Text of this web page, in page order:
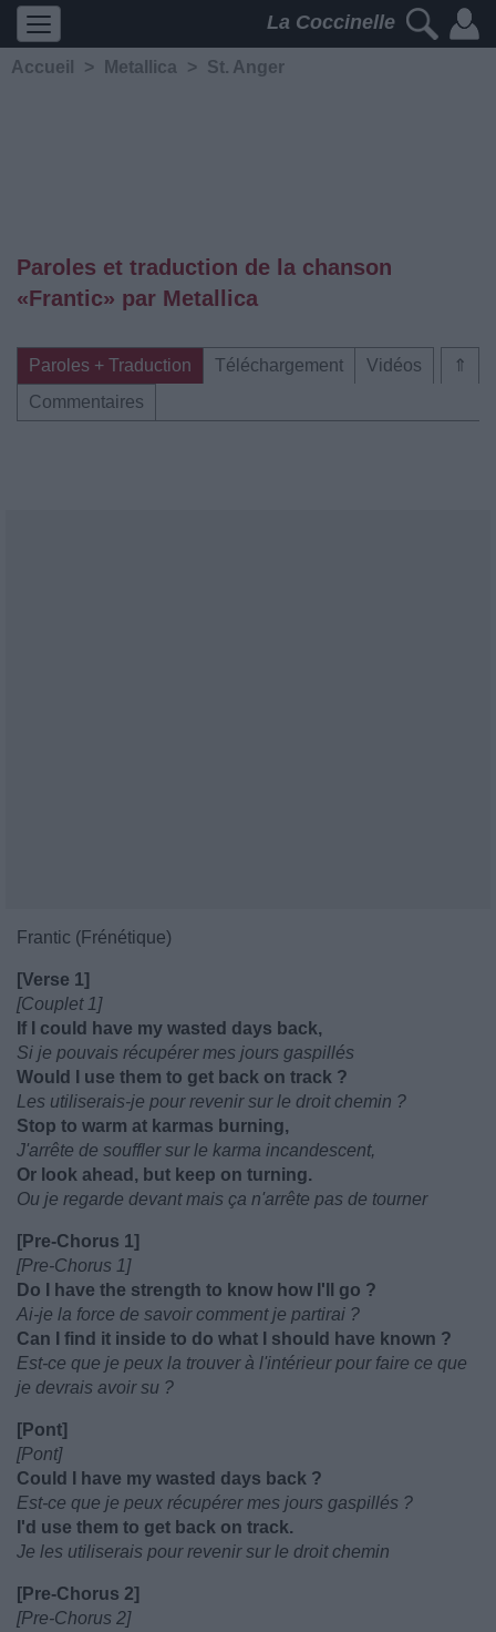
La Coccinelle
Accueil > Metallica > St. Anger
Paroles et traduction de la chanson
«Frantic» par Metallica
⇑
Paroles + Traduction Téléchargement
Vidéos
Commentaires
Frantic (Frénétique)
[Verse 1]
[Couplet 1]
If I could have my wasted days back,
Si je pouvais récupérer mes jours gaspillés
Would I use them to get back on track ?
Les utiliserais-je pour revenir sur le droit chemin ?
Stop to warm at karmas burning,
J'arrête de souffler sur le karma incandescent,
Or look ahead, but keep on turning.
Ou je regarde devant mais ça n'arrête pas de tourner
[Pre-Chorus 1]
[Pre-Chorus 1]
Do I have the strength to know how I'll go ?
Ai-je la force de savoir comment je partirai ?
Can I find it inside to do what I should have known ?
Est-ce que je peux la trouver à l'intérieur pour faire ce que
je devrais avoir su ?
[Pont]
[Pont]
Could I have my wasted days back ?
Est-ce que je peux récupérer mes jours gaspillés ?
I'd use them to get back on track.
Je les utiliserais pour revenir sur le droit chemin
[Pre-Chorus 2]
[Pre-Chorus 2]